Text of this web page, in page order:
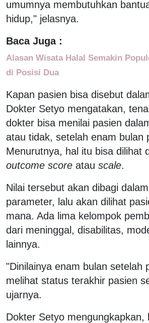
umumnya membutuhkan
hidup," jelasnya.
Baca Juga :
Alasan Wisata Halal Semakin
di Posisi Dua
Kapan pasien bisa disebut
Dokter Setyo mengatakan,
dokter bisa menilai pasien
atau tidak, setelah enam bulan
Menurutnya, hal itu bisa dilihat
outcome score atau scale.
Nilai tersebut akan dibagi
parameter, lalu akan dilihat
mana. Ada lima kelompok
dari meninggal, disabilitas,
lainnya.
"Dinilainya enam bulan setelah
melihat status terakhir pasien
ujarnya.
Dokter Setyo mengungkapkan,